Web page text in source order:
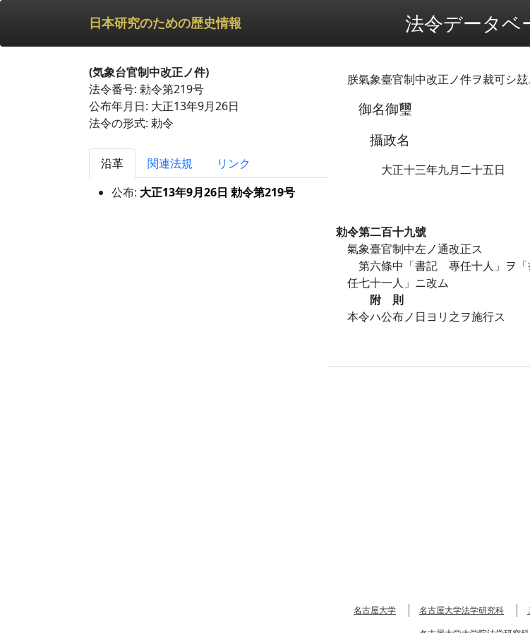
日本研究のための歴史情報 法令データベ
(気象台官制中改正ノ件)
法令番号: 勅令第219号
公布年月日: 大正13年9月26日
法令の形式: 勅令
沿革 関連法規
リンク
公布: 大正13年9月26日 勅令第219号
朕氣象臺官制中改正ノ件ヲ裁可シ
御名御璽
攝政名
大正十三年九月二十五日
勅令第二百十九號
氣象臺官制中左ノ通改正ス
第六條中「書記 專任十人」ヲ
任七十一人」ニ改ム
附 則
本令ハ公布ノ日ヨリ之ヲ施行ス
名古屋大学 名古屋大学法学研究科